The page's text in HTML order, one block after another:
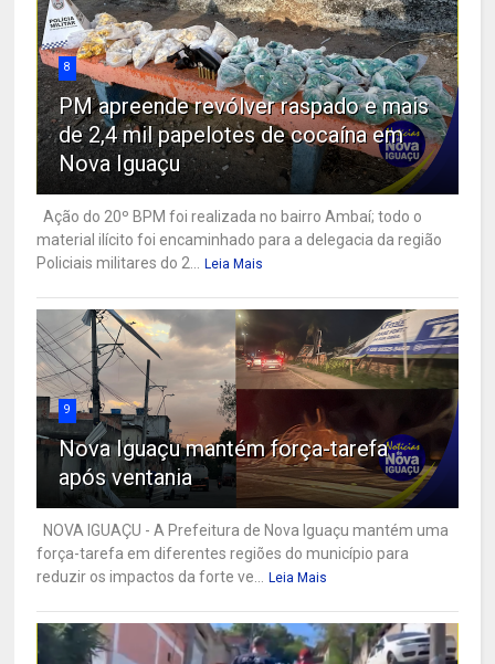
8
PM apreende revólver raspado e mais
de 2,4 mil papelotes de cocaína em
Nova Iguaçu
Ação do 20º BPM foi realizada no bairro Ambaí; todo o
material ilícito foi encaminhado para a delegacia da região
Policiais militares do 2...
Leia Mais
9
Nova Iguaçu mantém força-tarefa
após ventania
NOVA IGUAÇU - A Prefeitura de Nova Iguaçu mantém uma
força-tarefa em diferentes regiões do município para
reduzir os impactos da forte ve...
Leia Mais